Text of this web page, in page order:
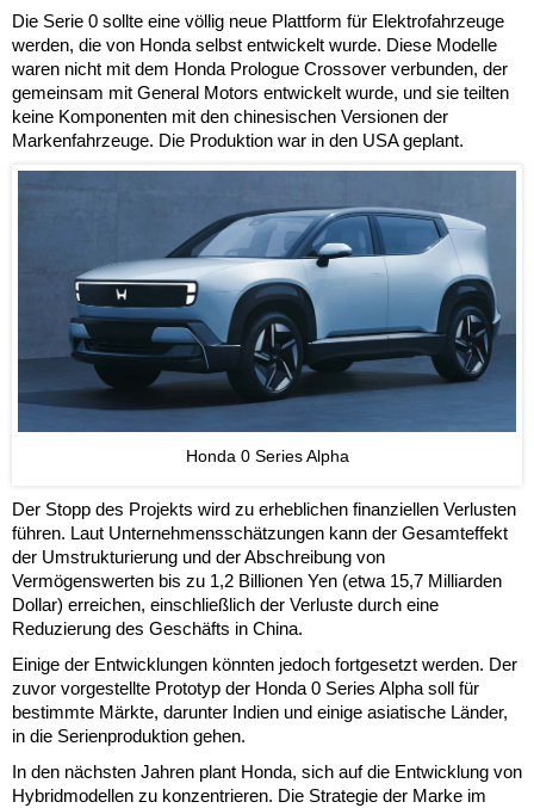
Die Serie 0 sollte eine völlig neue Plattform für Elektrofahrzeuge
werden, die von Honda selbst entwickelt wurde. Diese Modelle
waren nicht mit dem Honda Prologue Crossover verbunden, der
gemeinsam mit General Motors entwickelt wurde, und sie teilten
keine Komponenten mit den chinesischen Versionen der
Markenfahrzeuge. Die Produktion war in den USA geplant.
Honda 0 Series Alpha
Der Stopp des Projekts wird zu erheblichen finanziellen Verlusten
führen. Laut Unternehmensschätzungen kann der Gesamteffekt
der Umstrukturierung und der Abschreibung von
Vermögenswerten bis zu 1,2 Billionen Yen (etwa 15,7 Milliarden
Dollar) erreichen, einschließlich der Verluste durch eine
Reduzierung des Geschäfts in China.
Einige der Entwicklungen könnten jedoch fortgesetzt werden. Der
zuvor vorgestellte Prototyp der Honda 0 Series Alpha soll für
bestimmte Märkte, darunter Indien und einige asiatische Länder,
in die Serienproduktion gehen.
In den nächsten Jahren plant Honda, sich auf die Entwicklung von
Hybridmodellen zu konzentrieren. Die Strategie der Marke im